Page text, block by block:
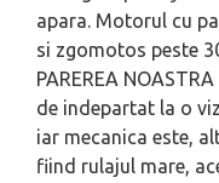
apara. Motorul cu
si zgomotos peste
PAREREA NOASTRA
de indepartat la o
iar mecanica este,
fiind rulajul mare,